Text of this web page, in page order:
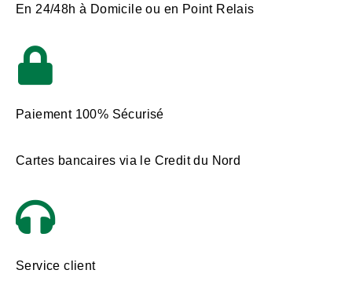
En 24/48h à Domicile ou en Point Relais
Paiement 100% Sécurisé
Cartes bancaires via le Credit du Nord
Service client